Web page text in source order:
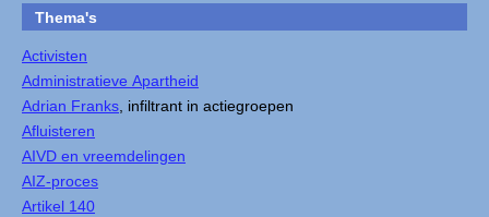
Thema's
Activisten
Administratieve Apartheid
Adrian Franks , infiltrant in actiegroepen
Afluisteren
AIVD en vreemdelingen
AIZ-proces
Artikel 140